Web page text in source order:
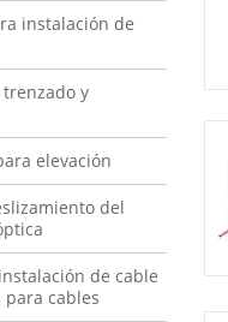
instalación de
trenzado y
elevación
del
de cable
cables